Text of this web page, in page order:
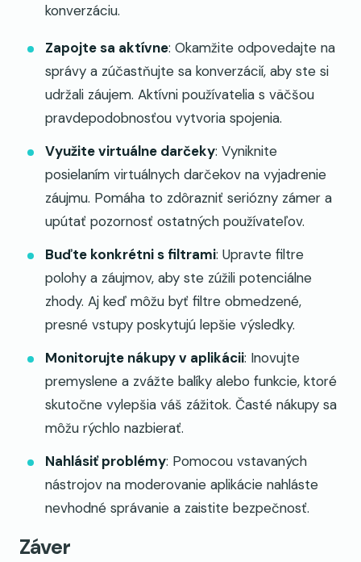
konverzáciu.
Zapojte sa aktívne: Okamžite odpovedajte na
správy a zúčastňujte sa konverzácií, aby ste si
udržali záujem. Aktívni používatelia s väčšou
pravdepodobnosťou vytvoria spojenia.
Využite virtuálne darčeky: Vyniknite
posielaním virtuálnych darčekov na vyjadrenie
záujmu. Pomáha to zdôrazniť seriózny zámer a
upútať pozornosť ostatných používateľov.
Buďte konkrétni s filtrami: Upravte filtre
polohy a záujmov, aby ste zúžili potenciálne
zhody. Aj keď môžu byť filtre obmedzené,
presné vstupy poskytujú lepšie výsledky.
Monitorujte nákupy v aplikácii: Inovujte
premyslene a zvážte balíky alebo funkcie, ktoré
skutočne vylepšia váš zážitok. Časté nákupy sa
môžu rýchlo nazbierať.
Nahlásiť problémy: Pomocou vstavaných
nástrojov na moderovanie aplikácie nahláste
nevhodné správanie a zaistite bezpečnosť.
Záver